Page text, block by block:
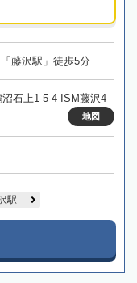
藤沢駅」徒歩5分
石上1-5-4 ISM藤沢4
地図
駅